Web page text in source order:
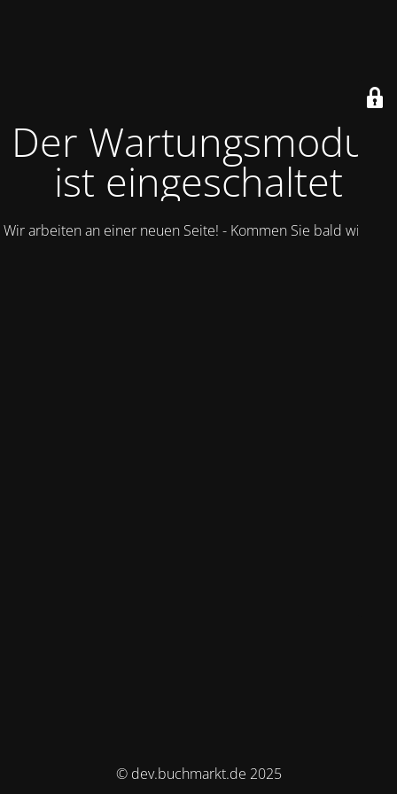
Der Wartungsmodus
ist eingeschaltet
Wir arbeiten an einer neuen Seite! - Kommen Sie bald wieder.
© dev.buchmarkt.de 2025